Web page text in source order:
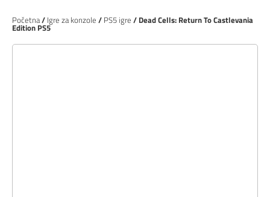
Početna/ Igre za konzole / PS5 igre / Dead Cells: Return To Castlevania
Edition PS5